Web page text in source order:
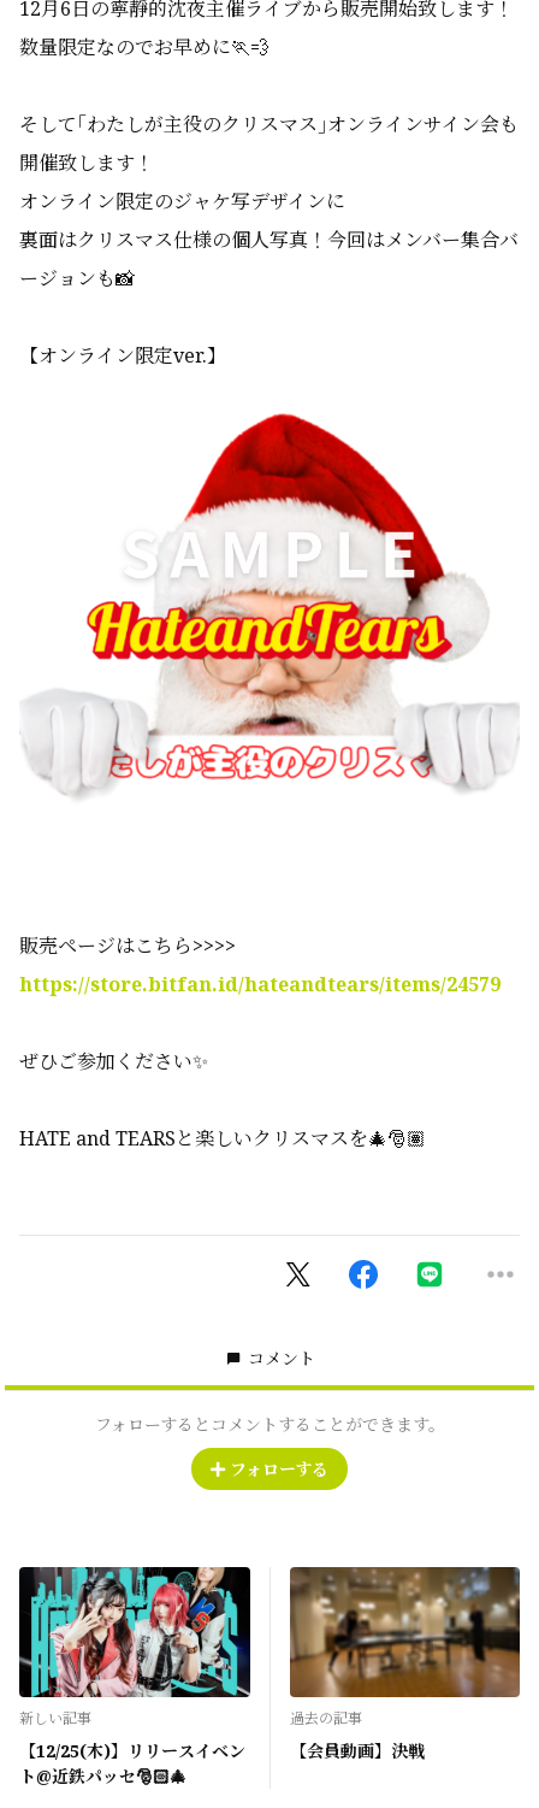
12月6日の寧靜的沈夜主催ライブから販売開始致します！
数量限定なのでお早めに🏃💨
そして｢わたしが主役のクリスマス｣オンラインサイン会も
開催致します！
オンライン限定のジャケ写デザインに
裏面はクリスマス仕様の個人写真！今回はメンバー集合バ
ージョンも📸
【オンライン限定ver.】
販売ページはこちら>>>>
https://store.bitfan.id/hateandtears/items/24579
ぜひご参加ください✨
HATE and TEARSと楽しいクリスマスを🎄🎅🏽
コメント
フォローするとコメントすることができます。
フォローする
新しい記事
【12/25(木)】リリースイベン
ト@近鉄パッセ🎅🏻🎄
過去の記事
【会員動画】決戦